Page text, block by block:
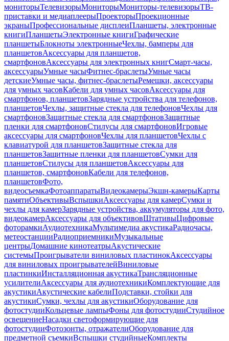
мониторыТелевизорыМониторыМониторы-телевизорыТВ-
приставки и медиаплеерыПроекторыПроекционные
экраныПрофессиональные дисплеиПланшеты, электронные
книгиПланшетыЭлектронные книгиГрафические
планшетыБлокноты электронныеЧехлы, бамперы для
планшетовАксессуары для планшетов,
смартфоновАксессуары для электронных книгСмарт-часы,
аксессуарыУмные часыФитнес-браслетыУмные часы
детскиеУмные часы, фитнес-браслетыРемешки, аксессуары
для умных часовКабели для умных часовАксессуары для
смартфонов, планшетовЗарядные устройства для телефонов,
планшетовЧехлы, защитные стекла для телефоновЧехлы для
смартфоновЗащитные стекла для смартфоновЗащитные
пленки для смартфоновСтилусы для смартфоновИгровые
аксессуары для смартфоновЧехлы для планшетовЧехлы с
клавиатурой для планшетовЗащитные стекла для
планшетовЗащитные пленки для планшетовСумки для
планшетовСтилусы для планшетовАксессуары для
планшетов, смартфоновКабели для телефонов,
планшетовФото,
видеосъемкаФотоаппаратыВидеокамерыЭкшн-камерыКарты
памятиОбъективыВспышкиАксессуары для камерСумки и
чехлы для камерЗарядные устройства, аккумуляторы для фото,
видеокамерАксессуары для объективовШтативыЦифровые
фоторамкиАудиотехникаМультимедиа акустикаРадиочасы,
метеостанцииРадиоприемникиМузыкальные
центрыДомашние кинотеатрыАкустические
системыПроигрыватели виниловых пластинокАксессуары
для виниловых проигрывателейВиниловые
пластинкиИнсталляционная акустикаТрансляционные
усилителиАксессуары для аудиотехникиКомплектующие для
акустикиАкустические кабелиПодставки, стойки для
акустикиСумки, чехлы для акустикиОборудование для
фотостудииКольцевые лампыФоны для фотостудииСтудийное
освещениеНасадки светоформирующие для
фотостудииФотозонты, отражателиОборудование для
предметной съемкиВспышки студийныеКомплекты